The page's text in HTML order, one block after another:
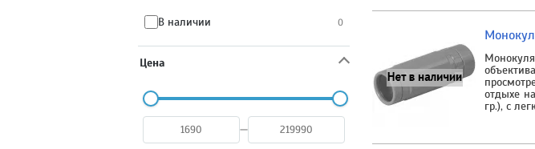
В наличии 0
Цена
—
отдыхе
гр.), с